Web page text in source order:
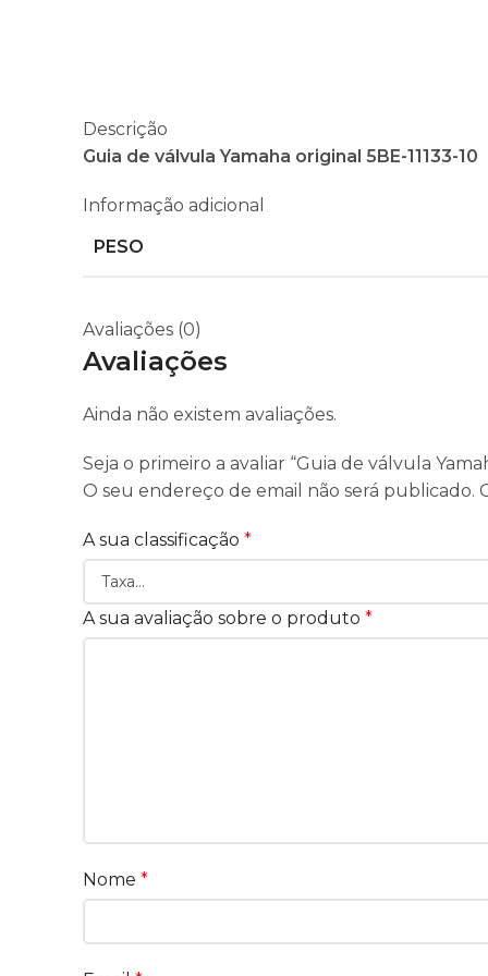
Descrição
Guia de válvula Yamaha original 5BE-11133-10
Informação adicional
PESO
Avaliações (0)
Avaliações
Ainda não existem avaliações.
Seja o primeiro a avaliar “Guia de válvula
O seu endereço de email não será publicado.
A sua classificação *
A sua avaliação sobre o produto *
Nome *